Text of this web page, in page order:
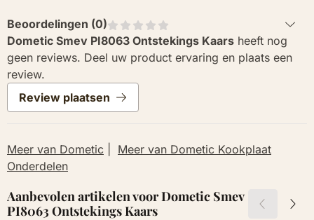
Beoordelingen (0)
Dometic Smev PI8063 Ontstekings Kaars heeft nog
geen reviews. Deel uw product ervaring en plaats een
review.
Review plaatsen
Meer van Dometic
Meer van Dometic Kookplaat
Onderdelen
Aanbevolen artikelen voorDometic Smev
PI8063 Ontstekings Kaars